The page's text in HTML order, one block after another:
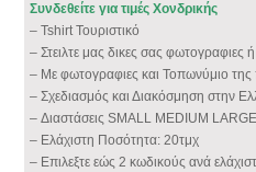
Συνδεθείτε για τιμές Χονδρικής
– Tshirt Τουριστικό
– Στειλτε μας δικες σας φωτογραφιες
– Με φωτογραφιες και Τοπωνύμιο της
– Σχεδιασμός και Διακόσμηση στην
– Διαστάσεις SMALL MEDIUM
– Ελάχιστη Ποσότητα: 20τμχ
– Επιλεξτε εώς 2 κωδικούς ανά